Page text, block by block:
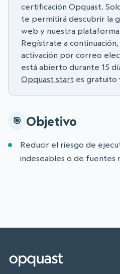
certificación Opquast.
te permitirá descubrir la
web y nuestra
Regístrate a
activación por correo
está abierto durante 15
Opquast startes gratuito
Objetivo
Reducir el riesgo de
indeseables o de fuentes